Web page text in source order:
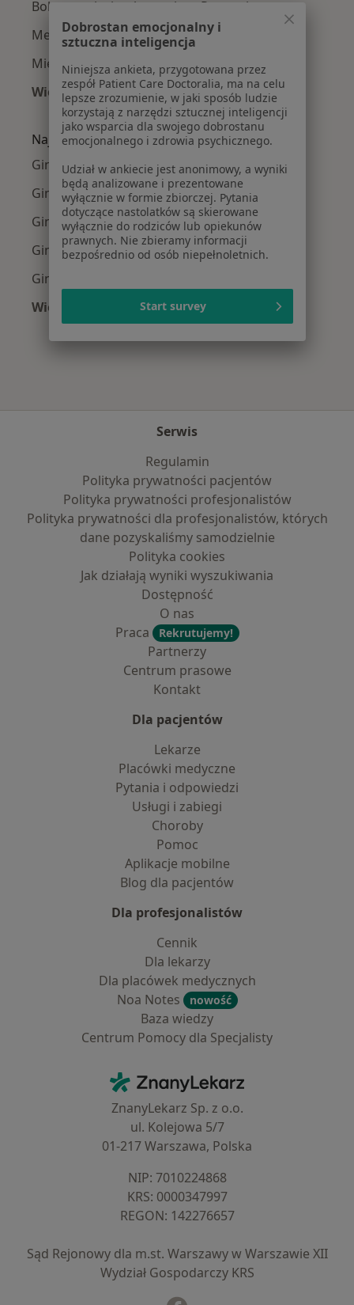
Bolesne miesiączkowanie w Poznaniu
Menopauza w Poznaniu
Mięśniaki macicy w Poznaniu
Więcej (15)
Więcej w kategorii: Najczęście leczone
Najpopularniejsze ubezpieczenia
Ginekolodzy z Allianz w Poznaniu
Ginekolodzy z PZU Zdrowie w Poznaniu
Ginekolodzy z Enel-med w Poznaniu
Ginekolodzy z NFZ w Poznaniu
Ginekolodzy z LUX MED w Poznaniu
Więcej (9)
Więcej w kategorii: Najpopularniejsze
Serwis
Regulamin
Polityka prywatności pacjentów
Polityka prywatności profesjonalistów
Polityka prywatności dla profesjonalistów, których
dane pozyskaliśmy samodzielnie
Polityka cookies
Jak działają wyniki wyszukiwania
Dostępność
O nas
Praca
Rekrutujemy!
Partnerzy
Centrum prasowe
Kontakt
Dla pacjentów
Lekarze
Placówki medyczne
Pytania i odpowiedzi
Usługi i zabiegi
Choroby
Pomoc
Aplikacje mobilne
Blog dla pacjentów
Dla profesjonalistów
Cennik
Dla lekarzy
Dla placówek medycznych
Noa Notes
nowość
Baza wiedzy
Centrum Pomocy dla Specjalisty
ZnanyLekarz - Strona główna
ZnanyLekarz Sp. z o.o.
ul. Kolejowa 5/7
01-217 Warszawa, Polska
NIP: ⁠7010224868
KRS: ⁠0000347997
REGON: ⁠142276657
Sąd Rejonowy dla m.st. Warszawy w Warszawie XII
Wydział Gospodarczy KRS
Dobrostan emocjonalny i
sztuczna inteligencja
Niniejsza ankieta, przygotowana przez
zespół Patient Care Doctoralia, ma na celu
lepsze zrozumienie, w jaki sposób ludzie
korzystają z narzędzi sztucznej inteligencji
jako wsparcia dla swojego dobrostanu
emocjonalnego i zdrowia psychicznego.
Udział w ankiecie jest anonimowy, a wyniki
będą analizowane i prezentowane
wyłącznie w formie zbiorczej. Pytania
dotyczące nastolatków są skierowane
wyłącznie do rodziców lub opiekunów
prawnych. Nie zbieramy informacji
bezpośrednio od osób niepełnoletnich.
Start survey